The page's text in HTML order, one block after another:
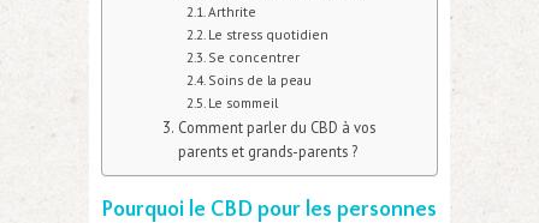
Arthrite
Le stress quotidien
Se concentrer
Soins de la peau
Le sommeil
Comment parler du CBD à vos
parents et grands-parents ?
Pourquoi le CBD pour les personnes